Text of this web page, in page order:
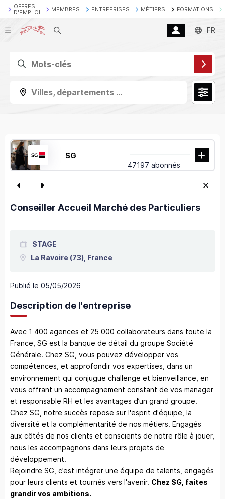
OFFRES
D'EMPLOI
MEMBRES ENTREPRISES MÉTIERS FORMATIONS
Recherche FR
Villes, départements ...
SG
47197 abonnés
Conseiller Accueil Marché des Particuliers
STAGE
La Ravoire (73), France
Publié le 05/05/2026
Description de l'entreprise
Avec 1 400 agences et 25 000 collaborateurs dans toute la
France, SG est la banque de détail du groupe Société
Générale. Chez SG, vous pouvez développer vos
compétences, et approfondir vos expertises, dans un
environnement qui conjugue challenge et bienveillance, en
vous offrant un accompagnement constant de vos manager
et responsable RH et les avantages d’un grand groupe.
Chez SG, notre succès repose sur l'esprit d'équipe, la
diversité et la complémentarité de nos métiers. Engagés
aux côtés de nos clients et conscients de notre rôle à jouer,
nous les accompagnons dans leurs projets de
développement.
Rejoindre SG, c’est intégrer une équipe de talents, engagés
pour leurs clients et tournés vers l'avenir. Chez SG, faites
grandir vos ambitions.